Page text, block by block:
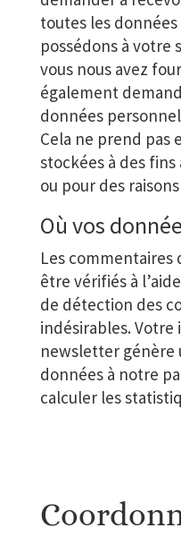
toutes les
possédons à votre
vous nous avez
également
données
Cela ne prend pas
stockées à des
ou pour des
Où vos
Les commentaires
être vérifiés à
de détection des
indésirables. Votre
newsletter génère
données à notre
calculer les